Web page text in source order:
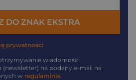
DO ZNAK EKSTRA
prywatności
wiadomości
na podany e-mail na
w regulaminie